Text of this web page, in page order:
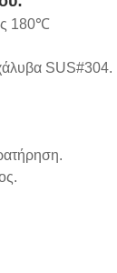
180℃
SUS#304.